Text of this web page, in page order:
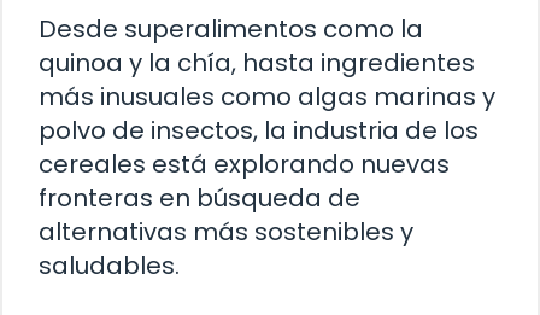
Desde superalimentos como la
quinoa y la chía, hasta ingredientes
más inusuales como algas marinas y
polvo de insectos, la industria de los
cereales está explorando nuevas
fronteras en búsqueda de
alternativas más sostenibles y
saludables.